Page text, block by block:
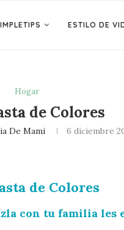
ESTILO DE
Hogar
de Colores
De Mami 6 diciembre
de Colores
con tu familia les